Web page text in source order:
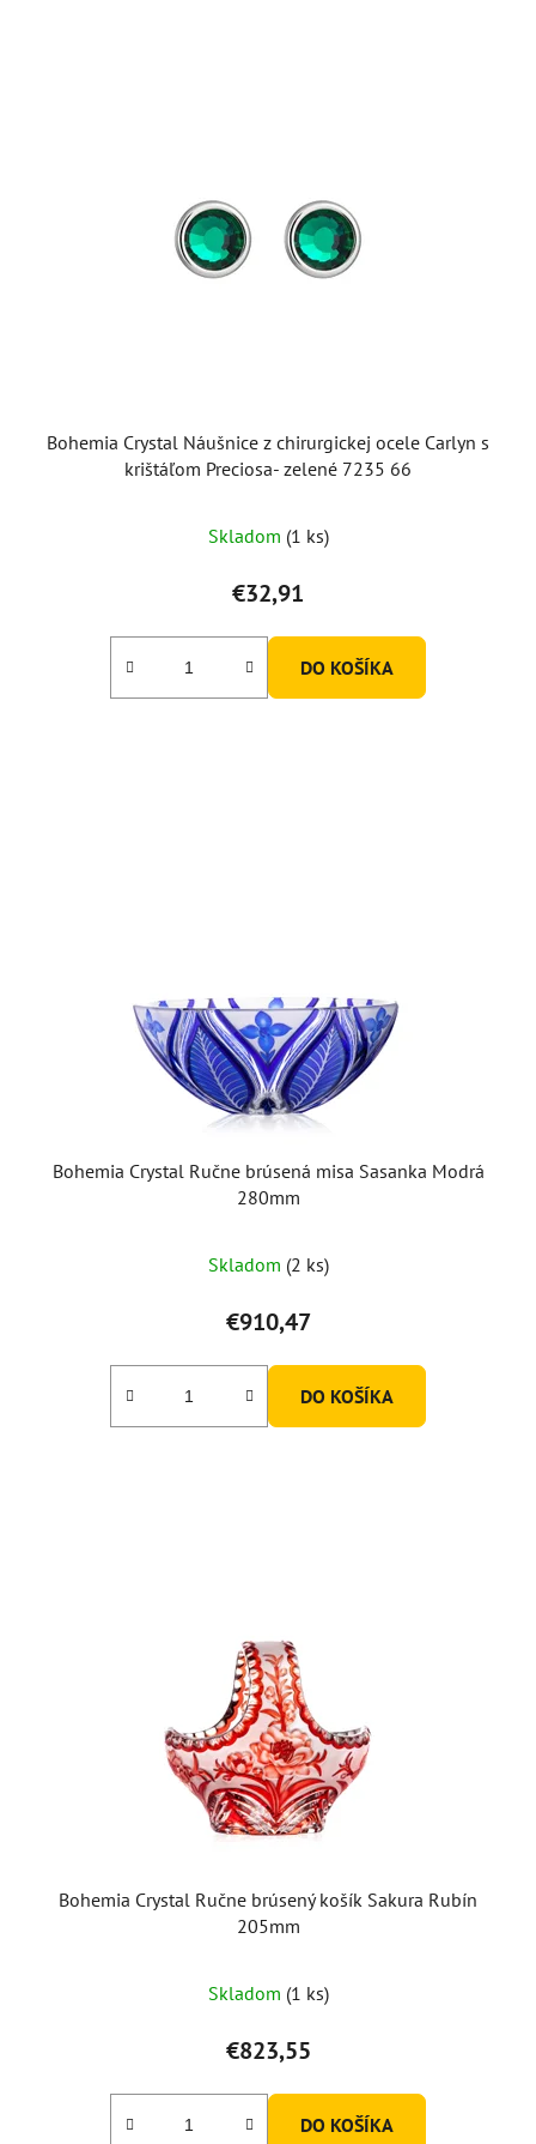
Bohemia Crystal Náušnice z chirurgickej ocele Carlyn s
krištáľom Preciosa- zelené 7235 66
Skladom (1 ks)
€32,91
DO KOŠÍKA
Bohemia Crystal Ručne brúsená misa Sasanka Modrá
280mm
Skladom (2 ks)
€910,47
DO KOŠÍKA
Bohemia Crystal Ručne brúsený košík Sakura Rubín
205mm
Skladom (1 ks)
€823,55
DO KOŠÍKA